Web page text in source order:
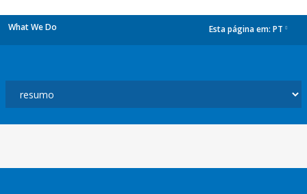
What We Do Esta página em: PT